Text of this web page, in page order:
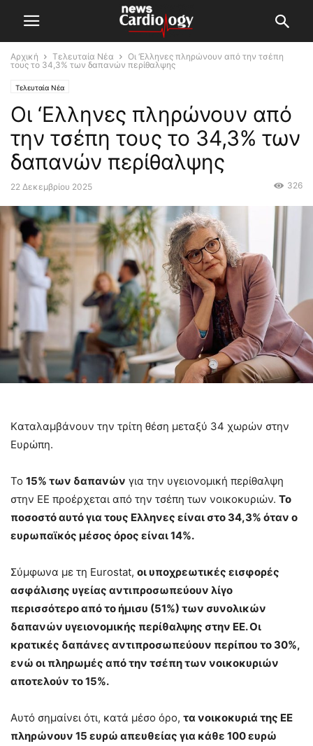
Αρχική Τελευταία Νέα
Oι ‘Ελληνες πληρώνουν από την τσέπη
τους το 34,3% των δαπανών περίθαλψης
Τελευταία Νέα
Oι ‘Ελληνες πληρώνουν από
την τσέπη τους το 34,3% των
δαπανών περίθαλψης
22 Δεκεμβρίου 2025 326
Kαταλαμβάνουν την τρίτη θέση μεταξύ 34 χωρών στην
Ευρώπη.
Το 15% των δαπανών για την υγειονομική περίθαλψη
στην ΕΕ προέρχεται από την τσέπη των νοικοκυριών. Το
ποσοστό αυτό για τους Ελληνες είναι στο 34,3% όταν ο
ευρωπαϊκός μέσος όρος είναι 14%.
Σύμφωνα με τη Eurostat, οι υποχρεωτικές εισφορές
ασφάλισης υγείας αντιπροσωπεύουν λίγο
περισσότερο από το ήμισυ (51%) των συνολικών
δαπανών υγειονομικής περίθαλψης στην ΕΕ. Οι
κρατικές δαπάνες αντιπροσωπεύουν περίπου το 30%,
ενώ οι πληρωμές από την τσέπη των νοικοκυριών
αποτελούν το 15%.
Αυτό σημαίνει ότι, κατά μέσο όρο, τα νοικοκυριά της ΕΕ
πληρώνουν 15 ευρώ απευθείας για κάθε 100 ευρώ